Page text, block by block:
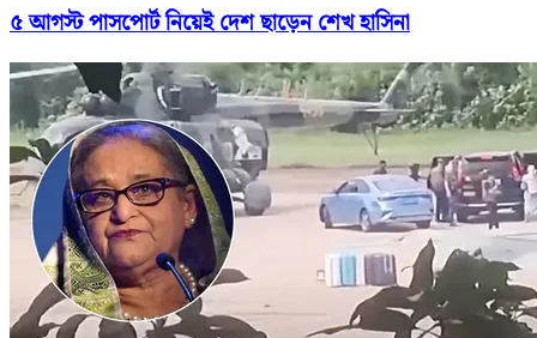
৫ আগস্ট পাসপোর্ট নিয়েই দেশ ছাড়েন শেখ হাসিনা